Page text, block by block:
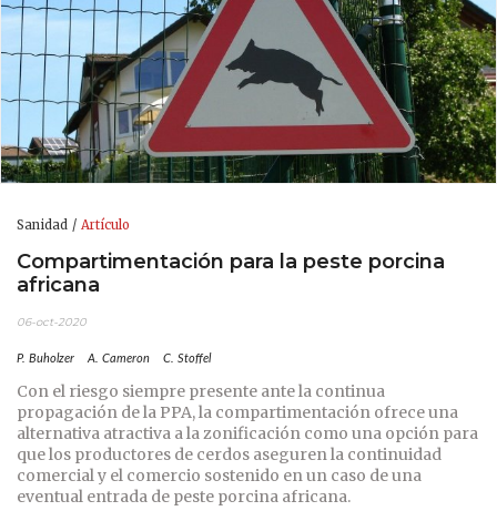
Sanidad Artículo
Compartimentación para la peste porcina
africana
06-oct-2020
P. Buholzer A. Cameron C. Stoffel
Con el riesgo siempre presente ante la continua
propagación de la PPA, la compartimentación ofrece una
alternativa atractiva a la zonificación como una opción para
que los productores de cerdos aseguren la continuidad
comercial y el comercio sostenido en un caso de una
eventual entrada de peste porcina africana.